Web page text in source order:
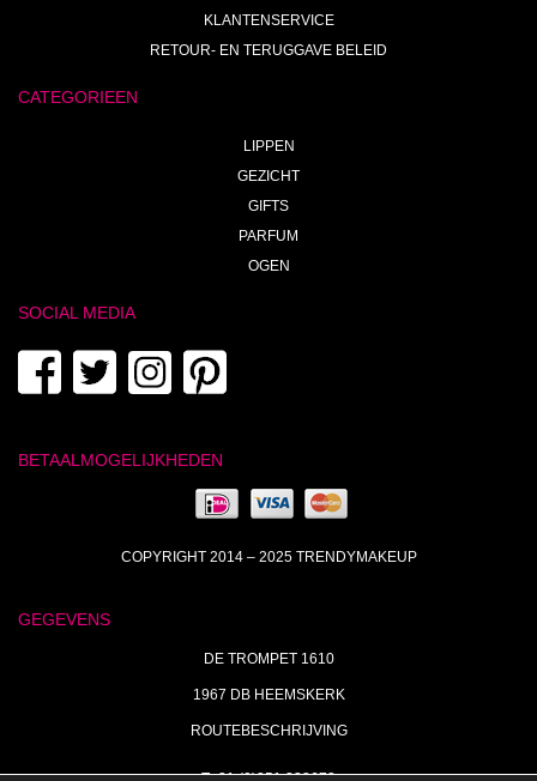
KLANTENSERVICE
RETOUR- EN TERUGGAVE BELEID
CATEGORIEEN
LIPPEN
GEZICHT
GIFTS
PARFUM
OGEN
SOCIAL MEDIA
BETAALMOGELIJKHEDEN
COPYRIGHT 2014 – 2025 TRENDYMAKEUP
GEGEVENS
DE TROMPET 1610
1967 DB HEEMSKERK
ROUTEBESCHRIJVING